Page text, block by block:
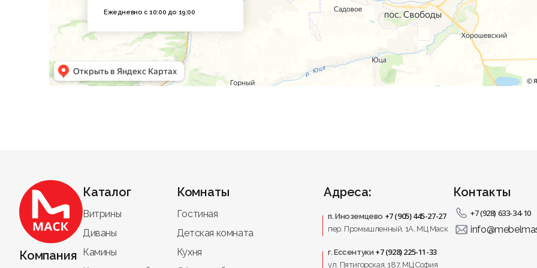
Ежедневно с 10:00 до 19:00
Компания
Каталог
Витрины
Диваны
Камины
Комнаты
Гостиная
Детская комната
Кухня
Адреса:
п. Иноземцево +7 (905) 445-27-27
пер. Промышленный, 1A, МЦ Маск
г. Ессентуки +7 (928) 225-11-33
ул. Пятигорская, 187, МЦ София
Контакты
+7 (928) 633-34-10